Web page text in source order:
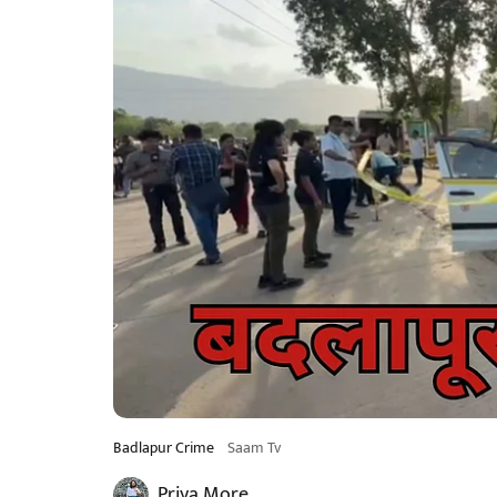
Badlapur Crime Saam Tv